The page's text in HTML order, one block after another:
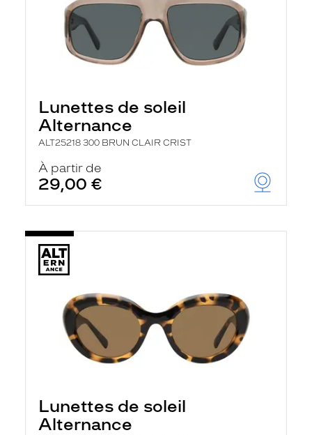
Lunettes de soleil
Alternance
ALT25218 300 BRUN CLAIR CRIST
À partir de
29,00 €
Lunettes de soleil
Alternance